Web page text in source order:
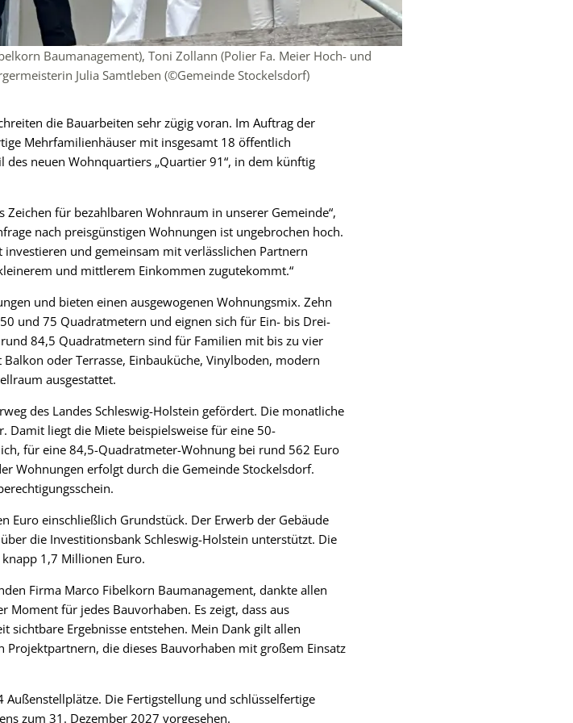
Baumanagement), Toni Zollann (Polier Fa. Meier Hoch- und
Julia Samtleben (©Gemeinde Stockelsdorf)
die Bauarbeiten sehr zügig voran. Im Auftrag der
Mehrfamilienhäuser mit insgesamt 18 öffentlich
neuen Wohnquartiers „Quartier 91“, in dem künftig
für bezahlbaren Wohnraum in unserer Gemeinde“,
nach preisgünstigen Wohnungen ist ungebrochen hoch.
und gemeinsam mit verlässlichen Partnern
und mittlerem Einkommen zugutekommt.“
und bieten einen ausgewogenen Wohnungsmix. Zehn
und 75 Quadratmetern und eignen sich für Ein- bis Drei-
84,5 Quadratmetern sind für Familien mit bis zu vier
oder Terrasse, Einbauküche, Vinylboden, modern
ausgestattet.
des Landes Schleswig-Holstein gefördert. Die monatliche
Damit liegt die Miete beispielsweise für eine 50-
für eine 84,5-Quadratmeter-Wohnung bei rund 562 Euro
Wohnungen erfolgt durch die Gemeinde Stockelsdorf.
einschließlich Grundstück. Der Erwerb der Gebäude
die Investitionsbank Schleswig-Holstein unterstützt. Die
1,7 Millionen Euro.
Firma Marco Fibelkorn Baumanagement, dankte allen
Moment für jedes Bauvorhaben. Es zeigt, dass aus
sichtbare Ergebnisse entstehen. Mein Dank gilt allen
die dieses Bauvorhaben mit großem Einsatz
Die Fertigstellung und schlüsselfertige
zum 31. Dezember 2027 vorgesehen.